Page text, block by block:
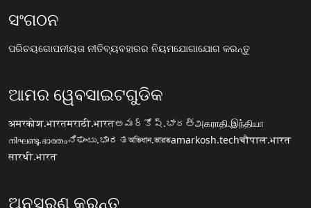
ସଂଗଠନ
ପରିଚୟଗୋପନୀୟତା ନୀତିବ୍ୟବହାରର ନିୟମଯୋଗାଯୋଗ କରନ୍ତୁ
ଆମର ୱେବସାଇଟଗୁଡିକ
अमरकोश.भारतमराठी.भारतఅమర్కోష్.భారత్அகராதி.இந்தியா
നിഘണ്ടു.ഭാരതംನಿಘಂಟು.ಭಾರತঅভিধান.ভারতamarkosh.techचौपाल.भारत
सारथी.भारत
ଅନୁସରଣ କରନ୍ତୁ